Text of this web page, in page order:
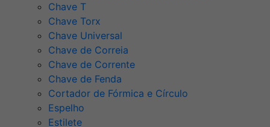
Chave T
Chave Torx
Chave Universal
Chave de Correia
Chave de Corrente
Chave de Fenda
Cortador de Fórmica e Círculo
Espelho
Estilete